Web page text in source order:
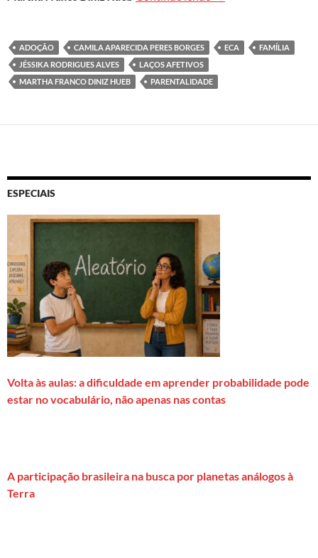
ADOÇÃO CAMILA APARECIDA PERES BORGES ECA
FAMÍLIA
JÉSSIKA RODRIGUES ALVES
LAÇOS AFETIVOS
MARTHA FRANCO DINIZ HUEB
PARENTALIDADE
ESPECIAIS
Volta às aulas: a dificuldade em aprender probabilidade pode
estar no vocabulário, não apenas nas contas
A participação brasileira na busca por planetas análogos à
Terra